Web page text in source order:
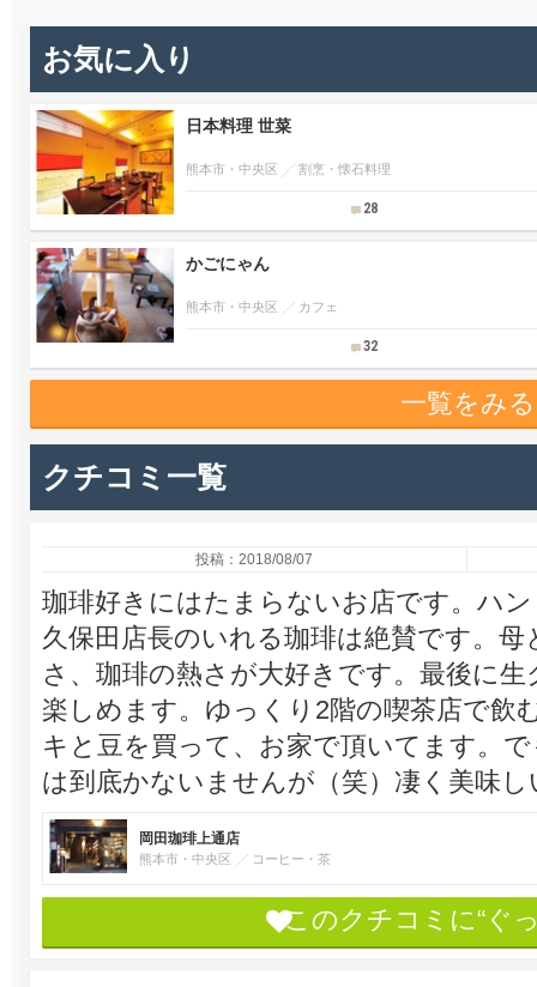
お気に入り
日本料理 世菜
熊本市・中央区 割烹・懐石料理
28
かごにゃん
熊本市・中央区 カフェ
32
一覧をみる
クチコミ一覧
投稿：2018/08/07
珈琲好きにはたまらないお店です。ハ
久保田店長のいれる珈琲は絶賛です。
さ、珈琲の熱さが大好きです。最後に
楽しめます。ゆっくり2階の喫茶店で飲
キと豆を買って、お家で頂いてます。
は到底かないませんが（笑）凄く美味
岡田珈琲上通店
熊本市・中央区 コーヒー・茶
このクチコミに“ぐ